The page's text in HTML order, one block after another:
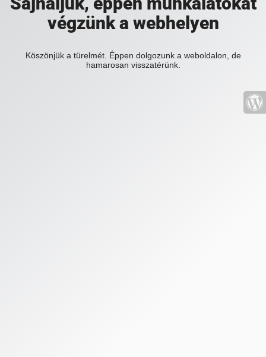
végzünk a webhelyen
Köszönjük a türelmét. Éppen dolgozunk a weboldalon, de
hamarosan visszatérünk.